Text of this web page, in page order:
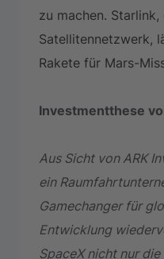
zu machen.
Satellitennetzwerk,
Rakete für Mars-
Investmentthese
Aus Sicht von ARK
ein
Gamechanger für
Entwicklung
SpaceX nicht nur